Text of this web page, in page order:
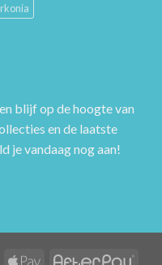
blijf op de hoogte van
en de laatste
je vandaag nog aan!